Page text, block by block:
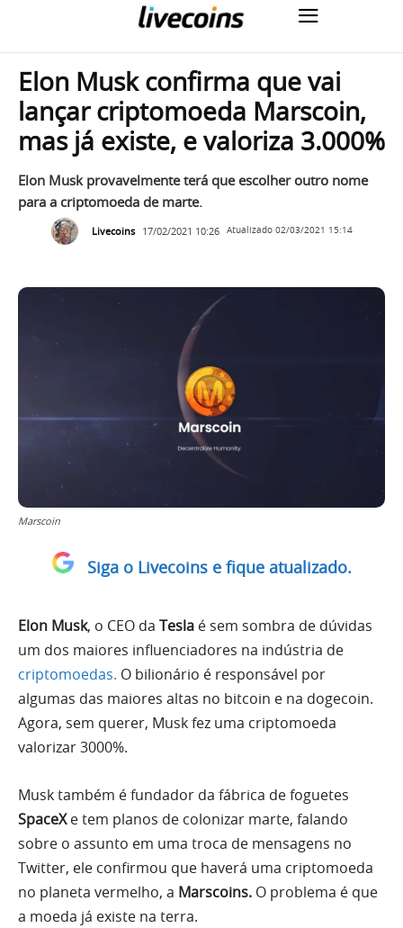
Elon Musk confirma que vai
lançar criptomoeda Marscoin,
mas já existe, e valoriza 3.000%
Elon Musk provavelmente terá que escolher outro nome
para a criptomoeda de marte.
Livecoins 17/02/2021 10:26 Atualizado 02/03/2021 15:14
Marscoin
Siga o Livecoins e fique atualizado.
Elon Musk, o CEO da Tesla é sem sombra de dúvidas
um dos maiores influenciadores na indústria de
criptomoedas. O bilionário é responsável por
algumas das maiores altas no bitcoin e na dogecoin.
Agora, sem querer, Musk fez uma criptomoeda
valorizar 3000%.
Musk também é fundador da fábrica de foguetes
SpaceXe tem planos de colonizar marte, falando
sobre o assunto em uma troca de mensagens no
Twitter, ele confirmou que haverá uma criptomoeda
no planeta vermelho, a Marscoins. O problema é que
a moeda já existe na terra.